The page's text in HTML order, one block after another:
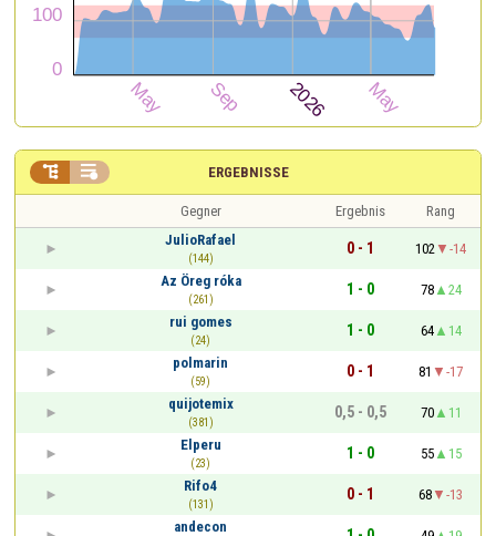
ERGEBNISSE
 
Gegner Ergebnis
Rang
JulioRafael
(144)
0 - 1 102
-14
Az Öreg róka
(261)
1 - 0 78
24
rui gomes
(24)
1 - 0 64
14
polmarin
(59)
0 - 1 81
-17
quijotemix
(381)
0,5 - 0,5 70
11
Elperu
(23)
1 - 0 55
15
Rifo4
(131)
0 - 1 68
-13
andecon